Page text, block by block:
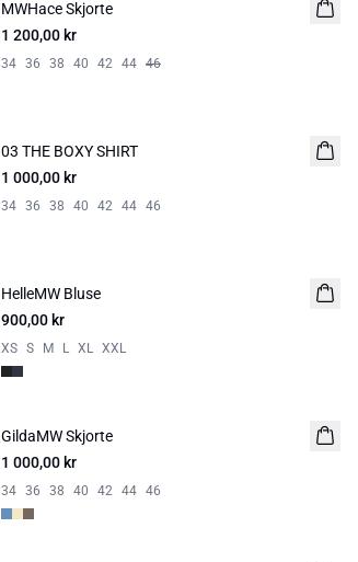
NYHED
MWHace Skjorte
1 200,00 kr
34 36 38 40 42 44 46
NYHED
03 THE BOXY SHIRT
1 000,00 kr
34 36 38 40 42 44 46
HelleMW Bluse
900,00 kr
XS S M L XL XXL
GildaMW Skjorte
1 000,00 kr
34 36 38 40 42 44 46